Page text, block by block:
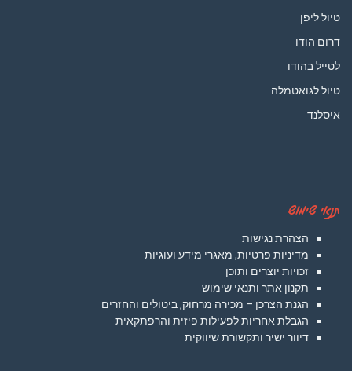
טיול ליפן
דרום הודו
לטייל בהודו
טיול לגואטמלה
איסלנד
תנאי שימוש
הצהרת נגישות
מדיניות פרטיות, מאגרי מידע ועוגיות
זכויות יוצרים ותוכן
תקנון אתר ותנאי שימוש
הגנת הצרכן – מכירה מרחוק, ביטולים והחזרים
הגבלת אחריות לפעילות פיזית והרפתקאית
דיוור ישיר ותקשורת שיווקית